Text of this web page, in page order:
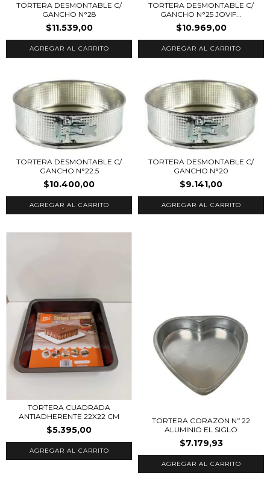
TORTERA DESMONTABLE C/
GANCHO N°28
$11.539,00
TORTERA DESMONTABLE C/
GANCHO N°25 JOVIF...
$10.969,00
TORTERA DESMONTABLE C/
GANCHO N°22.5
$10.400,00
TORTERA DESMONTABLE C/
GANCHO N°20
$9.141,00
TORTERA CUADRADA
ANTIADHERENTE 22X22 CM
$5.395,00
TORTERA CORAZON Nº 22
ALUMINIO EL SIGLO
$7.179,93